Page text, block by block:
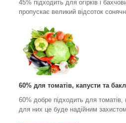
45% підходить для огірків і
пропускає великий відсоток
60% для томатів, капусти та
60% добре підходить для томатів,
для них це буде надійним